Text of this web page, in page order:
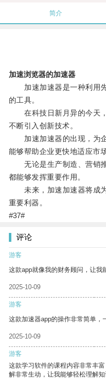
简介
加速浏览器的加速器
加速加速器是一种利用先
的工具。
在科技日新月异的今天，
不断引入创新技术。
加速加速器的出现，为企
能够帮助企业更快地适应市
无论是生产制造、营销推
都能够发挥重要作用。
未来，加速加速器将成为
重要利器。
#37#
评论
游客
这款app就像我的财务顾问，让我
2025-10-09
游客
这款加速器app的操作非常简单，
2025-10-09
游客
这款学习软件的课程内容非常丰
解非常生动，让我能够轻松理解知